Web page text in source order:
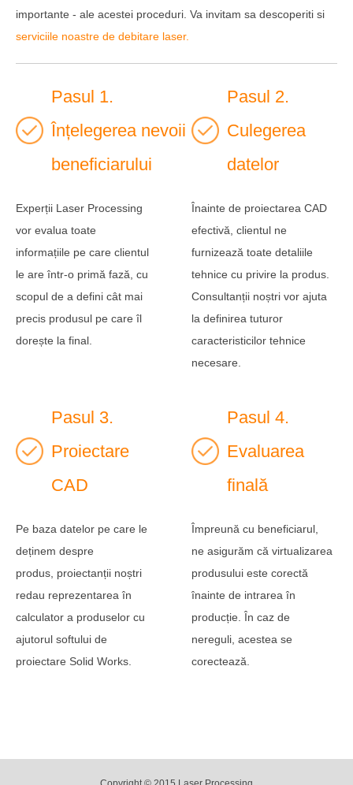
importante - ale acestei proceduri. Va invitam sa descoperiti si
serviciile noastre de debitare laser.
Pasul 1.
Înțelegerea nevoii
beneficiarului
Experții Laser Processing
vor evalua toate
informațiile pe care clientul
le are într-o primă fază, cu
scopul de a defini cât mai
precis produsul pe care îl
dorește la final.
Pasul 2.
Culegerea
datelor
Înainte de proiectarea CAD
efectivă, clientul ne
furnizează toate detaliile
tehnice cu privire la produs.
Consultanții noștri vor ajuta
la definirea tuturor
caracteristicilor tehnice
necesare.
Pasul 3.
Proiectare
CAD
Pe baza datelor pe care le
deținem despre
produs, proiectanții noștri
redau reprezentarea în
calculator a produselor cu
ajutorul softului de
proiectare Solid Works.
Pasul 4.
Evaluarea
finală
Împreună cu beneficiarul,
ne asigurăm că virtualizarea
produsului este corectă
înainte de intrarea în
producție. În caz de
nereguli, acestea se
corectează.